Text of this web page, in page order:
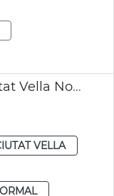
Actualización app APR Ciutat Vella Norte València
VELLA